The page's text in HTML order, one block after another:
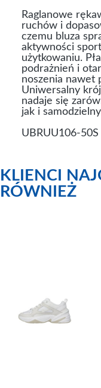
Raglanowe
ruchów i
czemu bluza
aktywności
użytkowaniu.
podrażnień i
noszenia nawet
Uniwersalny
nadaje się
jak i
UBRUU106-50S
KLIENCI
RÓWNIEŻ